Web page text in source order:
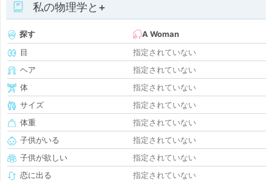
私の物理学と+
探す
A Woman
目
指定されていない
ヘア
指定されていない
体
指定されていない
サイズ
指定されていない
体重
指定されていない
子供がいる
指定されていない
子供が欲しい
指定されていない
恋に出る
指定されていない